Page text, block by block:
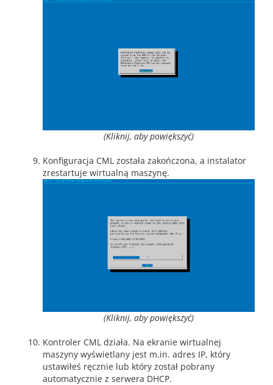
(Kliknij, aby powiększyć)
Konfiguracja CML została zakończona, a instalator
zrestartuje wirtualną maszynę.
(Kliknij, aby powiększyć)
Kontroler CML działa. Na ekranie wirtualnej
maszyny wyświetlany jest m.in. adres IP, który
ustawiłeś ręcznie lub który został pobrany
automatycznie z serwera DHCP.